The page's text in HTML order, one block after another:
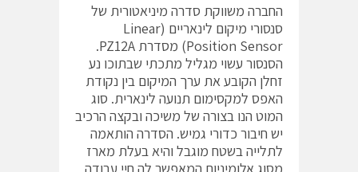
החברה משווקת סדרה מיניאטורית של
סנסורי מיקום לינאריים (Linear
Position Sensor) מסדרת PZ12A.
הסנסור עשוי מגליל מתכתי שבתוכו נע
זחלן הקובע את ערך המיקום בין נקודת
האפס למקסימום תנועה לינארית. סוג
המוט הנו בצורה של משיכה ובקצה הרכיב
יש חיבור כדורי גמיש. הסדרה הותאמה
לתלייה בשטח מוגבל והיא בעלת מארז
מסוג אלומיניום המאפשר לה חיי עבודה